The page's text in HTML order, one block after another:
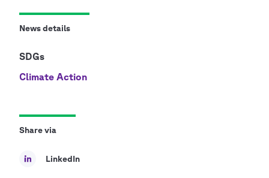
News details
SDGs
Climate Action
Share via
LinkedIn